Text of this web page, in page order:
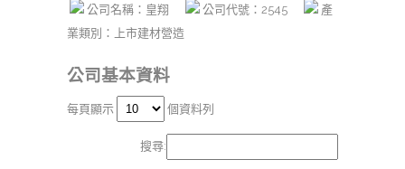
公司名稱：皇翔 公司代號：2545
產
業類別：上市建材營造
公司基本資料
每頁顯示 個資料列
搜尋: